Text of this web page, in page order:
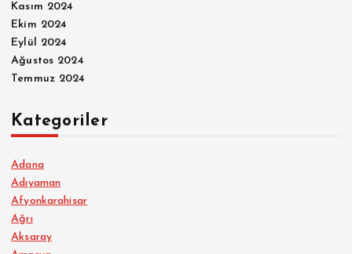
Kasım 2024
Ekim 2024
Eylül 2024
Ağustos 2024
Temmuz 2024
Kategoriler
Adana
Adıyaman
Afyonkarahisar
Ağrı
Aksaray